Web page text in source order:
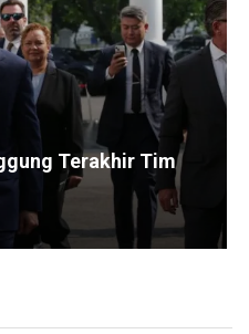
Terakhir Tim